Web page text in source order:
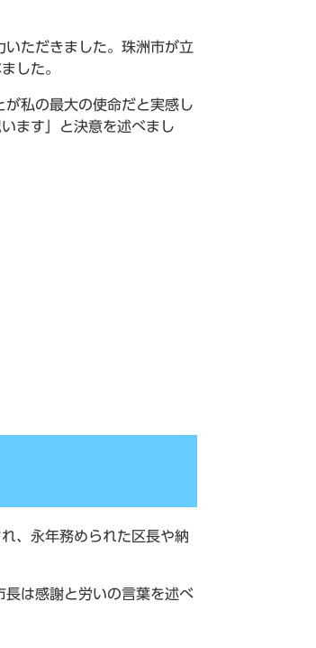
ただきました。珠洲市が立
した。
私の最大の使命だと実感し
ます」と決意を述べまし
、永年務められた区長や納
は感謝と労いの言葉を述べ